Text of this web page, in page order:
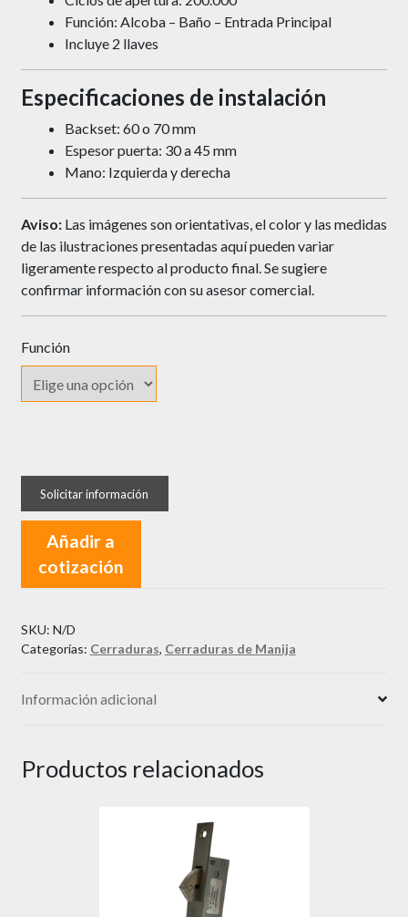
Función: Alcoba – Baño – Entrada Principal
Incluye 2 llaves
Especificaciones de instalación
Backset: 60 o 70 mm
Espesor puerta: 30 a 45 mm
Mano: Izquierda y derecha
Aviso:Las imágenes son orientativas, el color y las medidas
de las ilustraciones presentadas aquí pueden variar
ligeramente respecto al producto final. Se sugiere
confirmar información con su asesor comercial.
Función
YALE
Cuadrada
Manija
Bari
Añadir a
cotización
SKU: N/D
Categorías: Cerraduras, Cerraduras de Manija
Información adicional
Productos relacionados